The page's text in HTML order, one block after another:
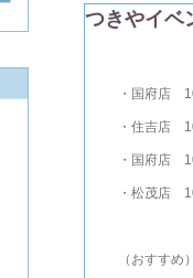
つきやイベ
・国府店
・住吉店
・国府店
・松茂店
（おすすめ）